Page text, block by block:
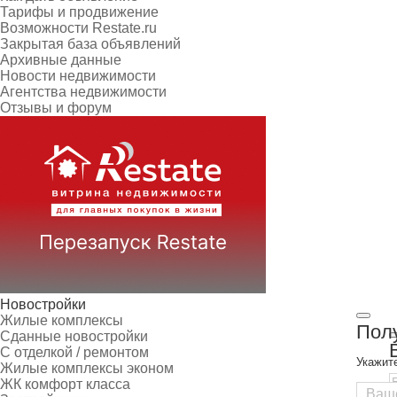
Тарифы и продвижение
Возможности Restate.ru
Закрытая база объявлений
Архивные данные
Новости недвижимости
Агентства недвижимости
Отзывы и форум
Новостройки
Жилые комплексы
Сданные новостройки
С отделкой / ремонтом
Жилые комплексы эконом
ЖК комфорт класса